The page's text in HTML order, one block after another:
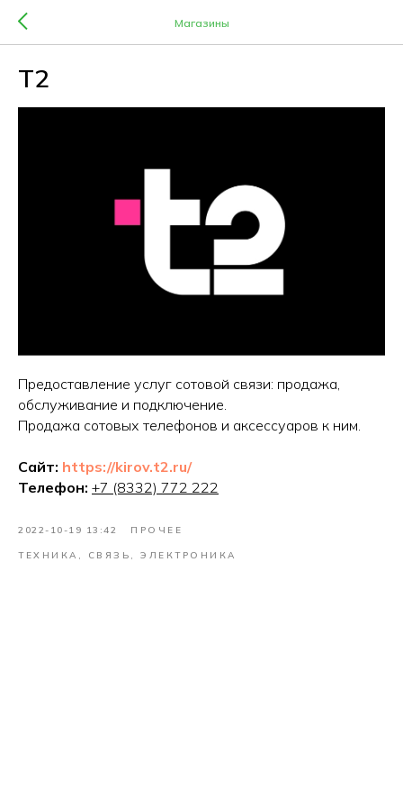
Магазины
T2
Предоставление услуг сотовой связи: продажа,
обслуживание и подключение.
Продажа сотовых телефонов и аксессуаров к ним.
Сайт: https://kirov.t2.ru/
Телефон: +7 (8332) 772 222
2022-10-19 13:42 ПРОЧЕЕ
ТЕХНИКА, СВЯЗЬ, ЭЛЕКТРОНИКА